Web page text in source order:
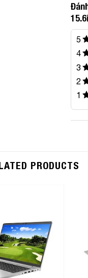
5
4
3
2
1
PRODUCTS
Wishlist